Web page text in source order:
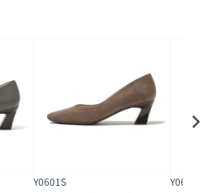
Y0601S
Y0602